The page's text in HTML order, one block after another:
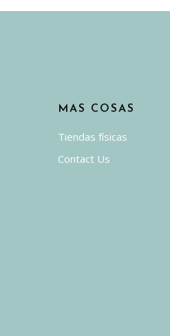
MAS COSAS
Tiendas físicas
Contact Us